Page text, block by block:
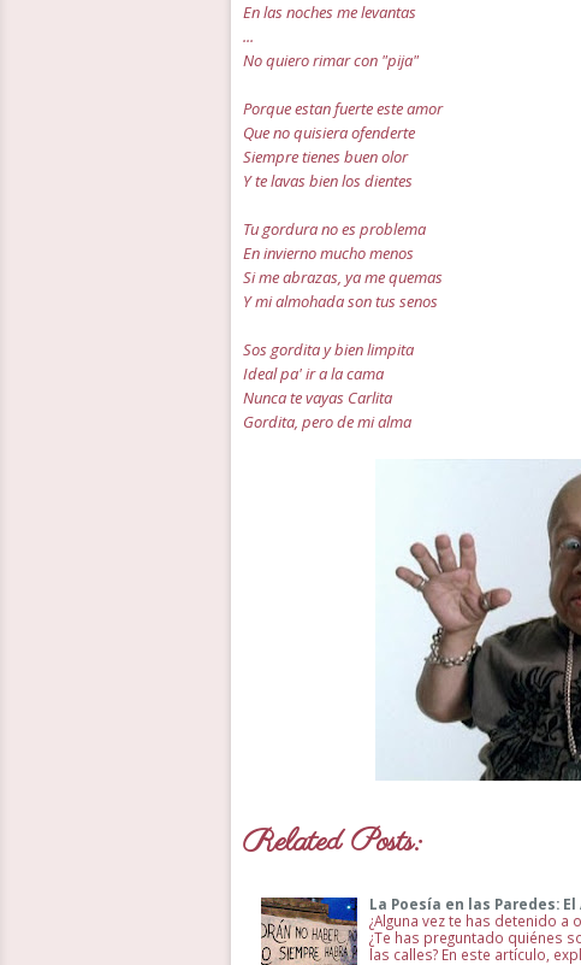
En las noches me levantas
...
No quiero rimar con "pija"
Porque estan fuerte este amor
Que no quisiera ofenderte
Siempre tienes buen olor
Y te lavas bien los dientes
Tu gordura no es problema
En invierno mucho menos
Si me abrazas, ya me quemas
Y mi almohada son tus senos
Sos gordita y bien limpita
Ideal pa' ir a la cama
Nunca te vayas Carlita
Gordita, pero de mi alma
Related Posts:
La Poesía en las Paredes:
¿Alguna vez te has detenido
¿Te has preguntado quiénes
las calles? En este artículo,